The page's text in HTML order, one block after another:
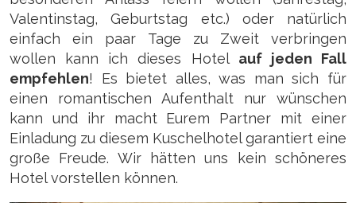
Valentinstag, Geburtstag etc.) oder natürlich
einfach ein paar Tage zu Zweit verbringen
wollen kann ich dieses Hotel auf jeden Fall
empfehlen! Es bietet alles, was man sich für
einen romantischen Aufenthalt nur wünschen
kann und ihr macht Eurem Partner mit einer
Einladung zu diesem Kuschelhotel garantiert eine
große Freude. Wir hätten uns kein schöneres
Hotel vorstellen können.